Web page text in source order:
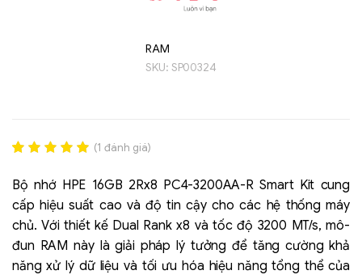
RAM
SKU: SP00324
out of 5
based on
đánh giá
(1 đánh giá)
Bộ nhớ HPE 16GB 2Rx8 PC4-3200AA-R Smart Kit cung
cấp hiệu suất cao và độ tin cậy cho các hệ thống máy
chủ. Với thiết kế Dual Rank x8 và tốc độ 3200 MT/s, mô-
đun RAM này là giải pháp lý tưởng để tăng cường khả
năng xử lý dữ liệu và tối ưu hóa hiệu năng tổng thể của